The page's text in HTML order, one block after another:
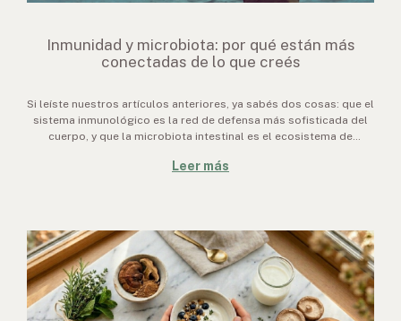
Inmunidad y microbiota: por qué están más
conectadas de lo que creés
Si leíste nuestros artículos anteriores, ya sabés dos cosas: que el
sistema inmunológico es la red de defensa más sofisticada del
cuerpo, y que la microbiota intestinal es el ecosistema de
Leer más